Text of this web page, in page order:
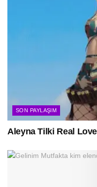
SON PAYLAŞIM
Aleyna Tilki Real